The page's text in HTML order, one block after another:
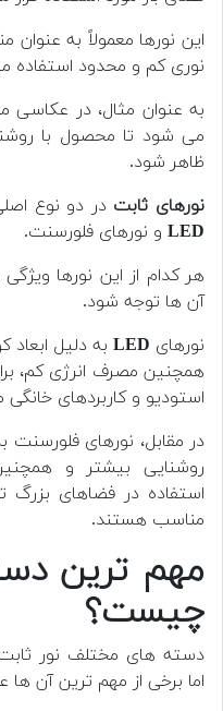
این نورها معمولاً به عنوان
نوری کم و محدود استفاده
به عنوان مثال، در عکاسی
می شود تا محصول با
ظاهر شود.
نورهای ثابت در دو نوع
LED و نورهای فلورسنت.
هر کدام از این نورها
آن ها توجه شود.
نورهای LED به دلیل
همچنین مصرف انرژی کم،
استودیو و کاربردهای
در مقابل، نورهای
روشنایی بیشتر و
استفاده در فضاهای بزرگ
مناسب هستند.
مهم ترین
چیست؟
دسته های مختلف نور ثابت
اما برخی از مهم ترین آن ها